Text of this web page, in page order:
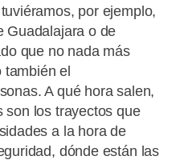
por ejemplo,
Guadalajara o de
que no nada más
también el
A qué hora salen,
son los trayectos que
a la hora de
dónde están las